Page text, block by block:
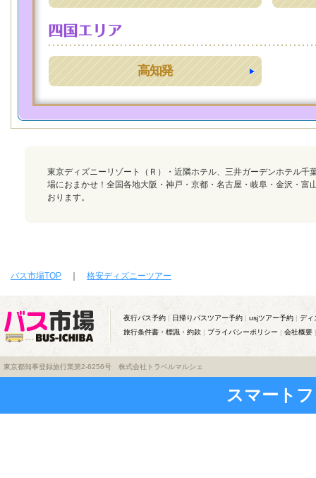
高知発
東京ディズニーリゾート（Ｒ）・近隣ホテル、三井ガーデンホテル千
場におまかせ！全国各地大阪・神戸・京都・名古屋・岐阜・金沢・富
おります。
バス市場TOP 格安ディズニーツアー
夜行バス予約 | 日帰りバスツアー予約 | usjツアー予約 | ディ
旅行条件書・標識・約款 | プライバシーポリシー | 会社概要
東京都知事登録旅行業第2-6256号 株式会社トラベルマルシェ
スマート